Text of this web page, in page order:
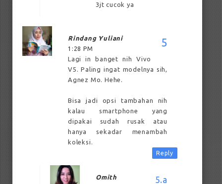
3jt cucok ya
Rindang Yuliani
1:28 PM
Lagi in banget nih Vivo
V5. Paling ingat modelnya sih,
Agnez Mo. Hehe.
Bisa jadi opsi tambahan nih
kalau smartphone yang
dipakai sudah rusak atau
hanya sekadar menambah
koleksi.
Reply
Omith